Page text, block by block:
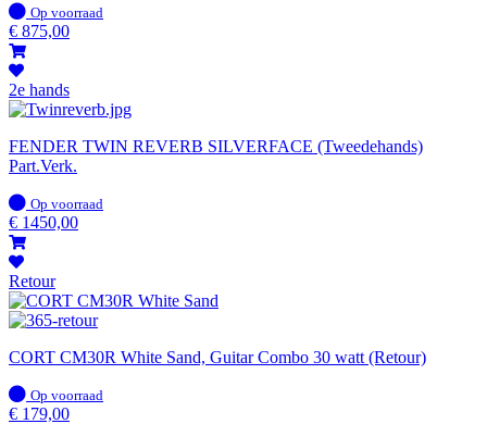
Op
voorraad
Op voorraad
€ 875,00
2e hands
FENDER TWIN REVERB SILVERFACE (Tweedehands)
Part.Verk.
Op
voorraad
Op voorraad
€ 1450,00
Retour
CORT CM30R White Sand, Guitar Combo 30 watt (Retour)
Op
voorraad
Op voorraad
€ 179,00